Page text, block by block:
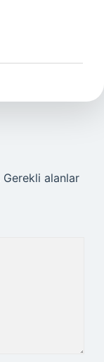
Gerekli alanlar